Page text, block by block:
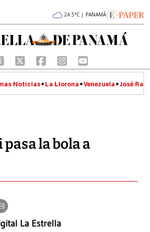
24.5°C | PANAMÁ
Noticias La Llorona Venezuela José
la bola a
La Estrella